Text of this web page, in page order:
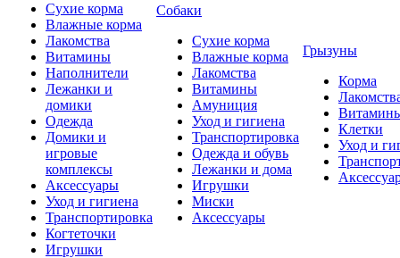
Сухие корма
Влажные корма
Лакомства
Витамины
Наполнители
Лежанки и
домики
Одежда
Домики и
игровые
комплексы
Аксессуары
Уход и гигиена
Транспортировка
Когтеточки
Игрушки
Собаки
Сухие корма
Влажные корма
Лакомства
Витамины
Амуниция
Уход и гигиена
Транспортировка
Одежда и обувь
Лежанки и дома
Игрушки
Миски
Аксессуары
Грызуны
Корма
Клетки
Уход и